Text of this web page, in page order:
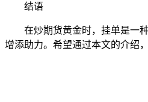
结语
在炒期货黄金时，挂单是一
增添助力。希望通过本文的介绍